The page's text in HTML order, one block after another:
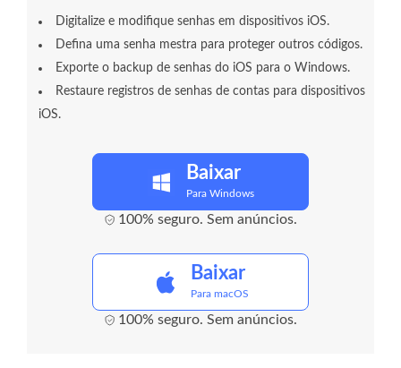
Digitalize e modifique senhas em dispositivos iOS.
Defina uma senha mestra para proteger outros códigos.
Exporte o backup de senhas do iOS para o Windows.
Restaure registros de senhas de contas para dispositivos
iOS.
Baixar
Para Windows
100% seguro. Sem anúncios.
Baixar
Para macOS
100% seguro. Sem anúncios.